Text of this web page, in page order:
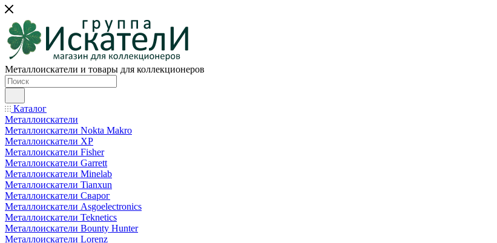
Металлоискатели и товары для коллекционеров
Каталог
Металлоискатели
Металлоискатели Nokta Makro
Металлоискатели XP
Металлоискатели Fisher
Металлоискатели Garrett
Металлоискатели Minelab
Металлоискатели Tianxun
Металлоискатели Сварог
Металлоискатели Asgoelectronics
Металлоискатели Teknetics
Металлоискатели Bounty Hunter
Металлоискатели Lorenz